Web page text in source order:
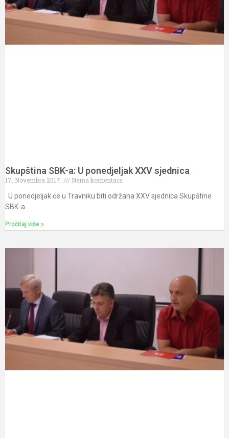
Skupština SBK-a: U ponedjeljak XXV sjednica
17. Novembra 2017.
Nema komentara
U ponedjeljak će u Travniku biti održana XXV sjednica Skupštine
SBK-a.
Pročitaj više »